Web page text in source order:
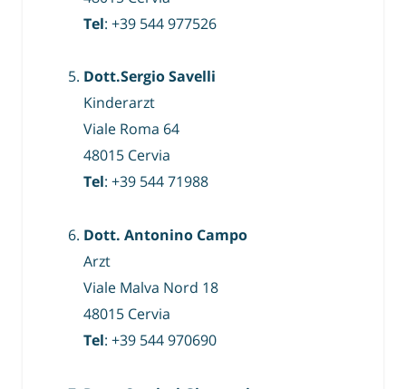
Tel: +39 544 977526
Dott.Sergio Savelli
Kinderarzt
Viale Roma 64
48015 Cervia
Tel: +39 544 71988
Dott. Antonino Campo
Arzt
Viale Malva Nord 18
48015 Cervia
Tel: +39 544 970690